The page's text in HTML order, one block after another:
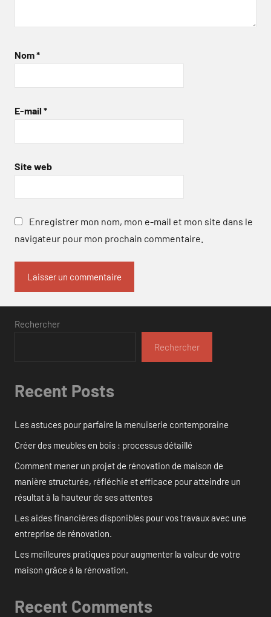
Nom*
E-mail *
Site web
Enregistrer mon nom, mon e-mail et mon site dans le
navigateur pour mon prochain commentaire.
Rechercher
Rechercher
Recent Posts
Les astuces pour parfaire la menuiserie contemporaine
Créer des meubles en bois : processus détaillé
Comment mener un projet de rénovation de maison de
manière structurée, réfléchie et efficace pour atteindre un
résultat à la hauteur de ses attentes
Les aides financières disponibles pour vos travaux avec une
entreprise de rénovation.
Les meilleures pratiques pour augmenter la valeur de votre
maison grâce à la rénovation.
Recent Comments